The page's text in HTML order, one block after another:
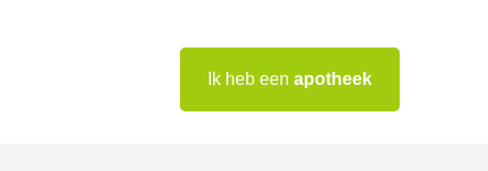
Ik heb een apotheek